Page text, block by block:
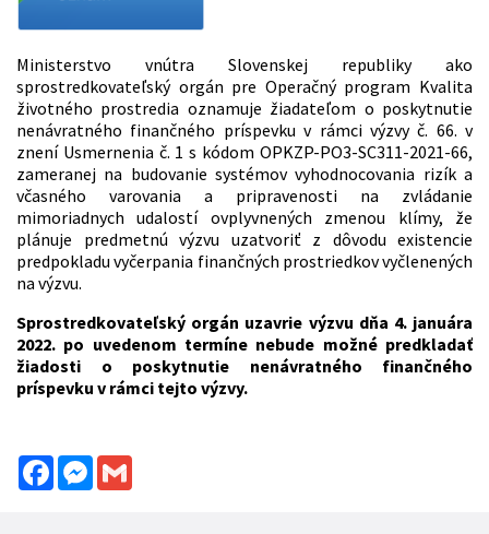
Ministerstvo vnútra Slovenskej republiky ako
sprostredkovateľský orgán pre Operačný program Kvalita
životného prostredia oznamuje žiadateľom o poskytnutie
nenávratného finančného príspevku v rámci výzvy č. 66. v
znení Usmernenia č. 1 s kódom OPKZP-PO3-SC311-2021-66,
zameranej na budovanie systémov vyhodnocovania rizík a
včasného varovania a pripravenosti na zvládanie
mimoriadnych udalostí ovplyvnených zmenou klímy, že
plánuje predmetnú výzvu uzatvoriť z dôvodu existencie
predpokladu vyčerpania finančných prostriedkov vyčlenených
na výzvu.
Sprostredkovateľský orgán uzavrie výzvu dňa 4. januára
2022. po uvedenom termíne nebude možné predkladať
žiadosti o poskytnutie nenávratného finančného
príspevku v rámci tejto výzvy.
FacebookMessenger